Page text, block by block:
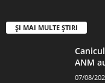
ȘI MAI MULTE ȘTIRI
ANM
07/08/